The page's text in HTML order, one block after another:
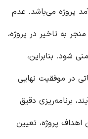
پروژه می‌باشد. عدم
به تاخیر در پروژه،
شود. بنابراین،
در موفقیت نهایی
برنامه‌ریزی دقیق
اهداف پروژه، تعیین